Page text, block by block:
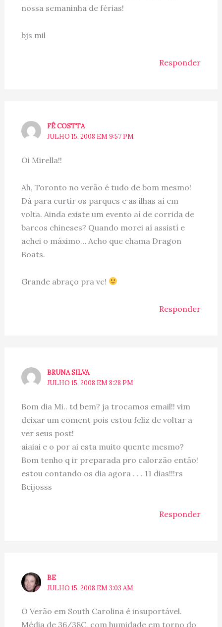
nossa semaninha de férias!
bjs mil
Responder
FÊ COSTTA
JULHO 15, 2008 EM 9:57 PM
Oi Mirella!!
Ah, Toronto no verão é tudo de bom mesmo!
Dá para curtir os parques e as ilhas aí em
volta. Ainda existe um evento aí de corrida de
barcos chineses? Quando morei aí assistí e
achei o máximo… Acho que chama Dragon
Boats.
Grande abraço pra vc!
Responder
BRUNA SILVA
JULHO 15, 2008 EM 8:28 PM
Bom dia Mi.. td bem? ja trocamos email!! vim
deixar um coment pois estou feliz de voltar a
ver seus post!
aiaiai e o por ai esta muito quente mesmo?
Bom tenho q ir preparada pro calorzão então!
estou contando os dia agora . . . 11 dias!!!rs
Beijosss
Responder
BE
JULHO 15, 2008 EM 3:03 AM
O Verão em South Carolina é insuportável.
Média de 36/38C, com humidade em torno do